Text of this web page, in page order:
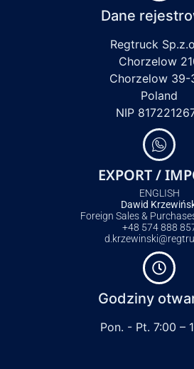
Dane
Regtruck
Chorzelow
Chorzelow 39-
Poland
NIP
EXPORT /
ENGLISH
Dawid
Foreign Sales &
+48 574 888
Godziny
Pon. - Pt. 7:00 –